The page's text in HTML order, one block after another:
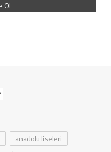
anadolu liseleri